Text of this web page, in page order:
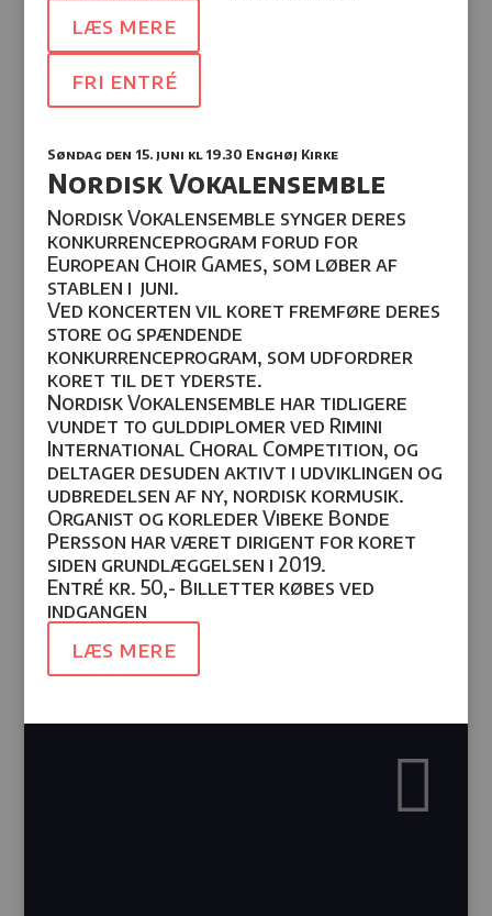
læs mere
fri entré
Søndag den 15. juni kl 19.30 Enghøj Kirke
Nordisk Vokalensemble
Nordisk Vokalensemble synger deres
konkurrenceprogram forud for
European Choir Games, som løber af
stablen i juni.
Ved koncerten vil koret fremføre deres
store og spændende
konkurrenceprogram, som udfordrer
koret til det yderste.
Nordisk Vokalensemble har tidligere
vundet to gulddiplomer ved Rimini
International Choral Competition, og
deltager desuden aktivt i udviklingen og
udbredelsen af ny, nordisk kormusik.
Organist og korleder Vibeke Bonde
Persson har været dirigent for koret
siden grundlæggelsen i 2019.
Entré kr. 50,- Billetter købes ved
indgangen
læs mere
